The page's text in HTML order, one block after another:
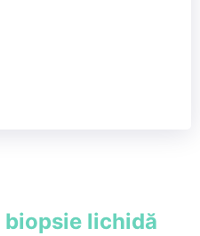
biopsie lichidă